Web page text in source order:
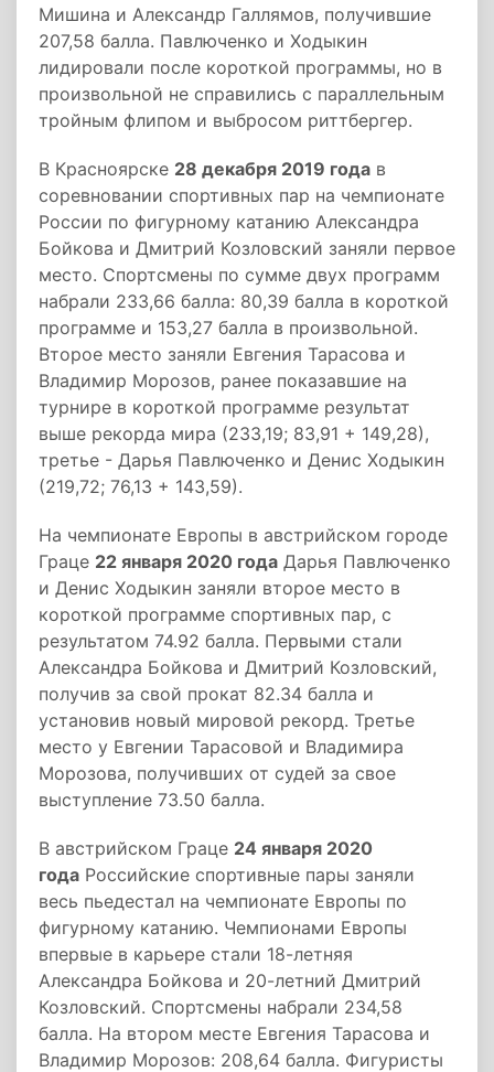
Мишина и Александр Галлямов, получившие
207,58 балла. Павлюченко и Ходыкин
лидировали после короткой программы, но в
произвольной не справились с параллельным
тройным флипом и выбросом риттбергер.
В Красноярске 28 декабря 2019 года в
соревновании спортивных пар на чемпионате
России по фигурному катанию Александра
Бойкова и Дмитрий Козловский заняли первое
место. Спортсмены по сумме двух программ
набрали 233,66 балла: 80,39 балла в короткой
программе и 153,27 балла в произвольной.
Второе место заняли Евгения Тарасова и
Владимир Морозов, ранее показавшие на
турнире в короткой программе результат
выше рекорда мира (233,19; 83,91 + 149,28),
третье - Дарья Павлюченко и Денис Ходыкин
(219,72; 76,13 + 143,59).
На чемпионате Европы в австрийском городе
Граце 22 января 2020 года Дарья Павлюченко
и Денис Ходыкин заняли второе место в
короткой программе спортивных пар, с
результатом 74.92 балла. Первыми стали
Александра Бойкова и Дмитрий Козловский,
получив за свой прокат 82.34 балла и
установив новый мировой рекорд. Третье
место у Евгении Тарасовой и Владимира
Морозова, получивших от судей за свое
выступление 73.50 балла.
В австрийском Граце 24 января 2020
года Российские спортивные пары заняли
весь пьедестал на чемпионате Европы по
фигурному катанию. Чемпионами Европы
впервые в карьере стали 18-летняя
Александра Бойкова и 20-летний Дмитрий
Козловский. Спортсмены набрали 234,58
балла. На втором месте Евгения Тарасова и
Владимир Морозов: 208,64 балла. Фигуристы